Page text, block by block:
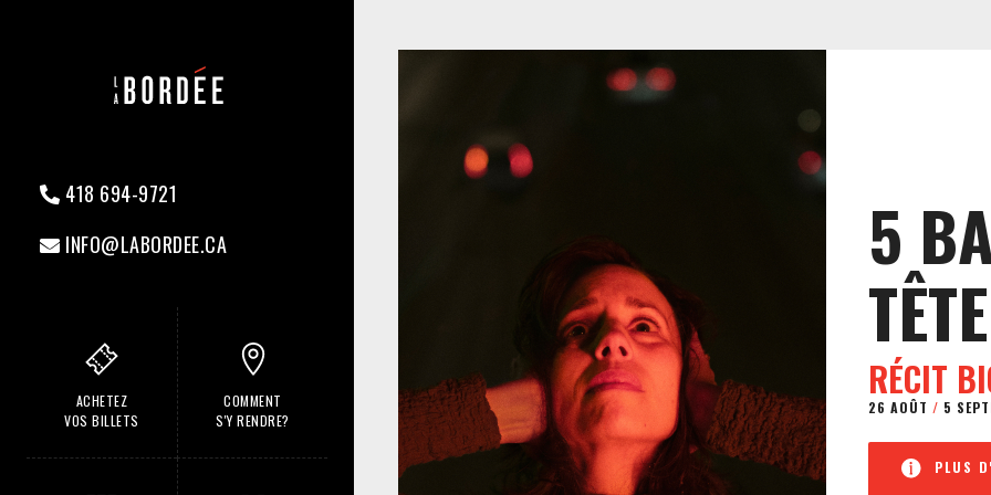
418 694-9721
INFO@LABORDEE.CA
ACHETEZ
VOS BILLETS
COMMENT
S'Y RENDRE?
5
TÊTE
RÉCIT
26 AOÛT / 5
PLUS